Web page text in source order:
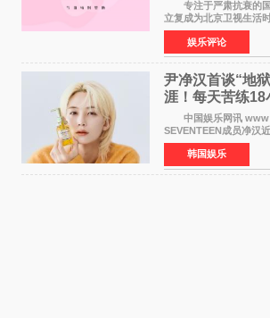
专注于严肃抗衰的国
立复成为北京卫视生活
的特别赞助商,明星辣妈
都市女性传递健康生活
家庭与自我之间
娱乐评论
尹净汉首谈“地
涯！每天苦练18
靠成员撑过来
中国娱乐网讯 www yule
SEVENTEEN成员净汉
道前的残酷练习生经历
娱乐，引发广泛关注
TBS综艺节目《周
韩国娱乐